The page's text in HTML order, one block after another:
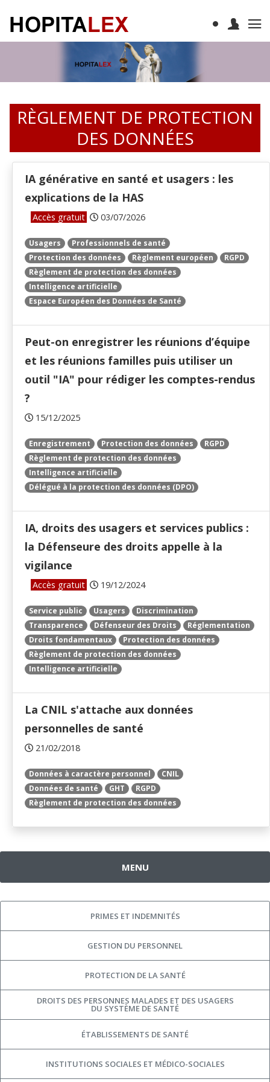
RÈGLEMENT DE PROTECTION
DES DONNÉES
IA générative en santé et usagers : les
explications de la HAS
Accès gratuit 03/07/2026
Usagers
Professionnels de santé
Protection des données
Règlement européen
RGPD
Règlement de protection des données
Intelligence artificielle
Espace Européen des Données de Santé
Peut-on enregistrer les réunions d’équipe
et les réunions familles puis utiliser un
outil "IA" pour rédiger les comptes-rendus
?
15/12/2025
Enregistrement Protection des données
RGPD
Règlement de protection des données
Intelligence artificielle
Délégué à la protection des données (DPO)
IA, droits des usagers et services publics :
la Défenseure des droits appelle à la
vigilance
Accès gratuit 19/12/2024
Service public Usagers
Discrimination
Transparence
Défenseur des Droits
Réglementation
Droits fondamentaux
Protection des données
Règlement de protection des données
Intelligence artificielle
La CNIL s'attache aux données
personnelles de santé
21/02/2018
Données à caractère personnel
CNIL
Données de santé
GHT
RGPD
Règlement de protection des données
MENU
PRIMES ET INDEMNITÉS
GESTION DU PERSONNEL
PROTECTION DE LA SANTÉ
DROITS DES PERSONNES MALADES ET DES USAGERS
DU SYSTÈME DE SANTÉ
ÉTABLISSEMENTS DE SANTÉ
INSTITUTIONS SOCIALES ET MÉDICO-SOCIALES